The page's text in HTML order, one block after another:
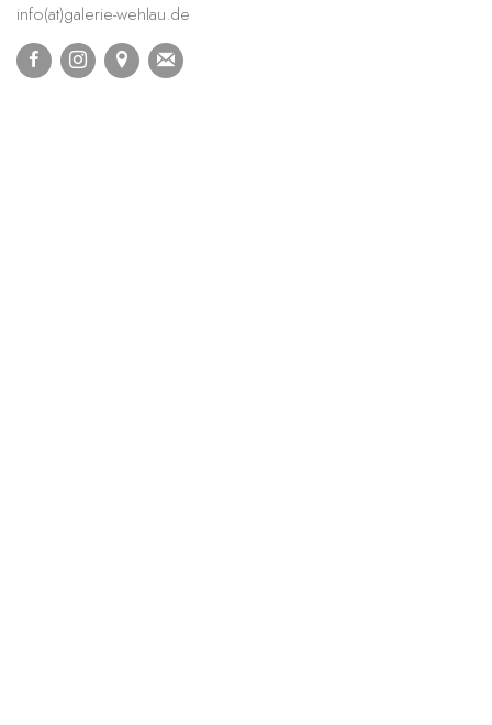
info(at)galerie-wehlau.de